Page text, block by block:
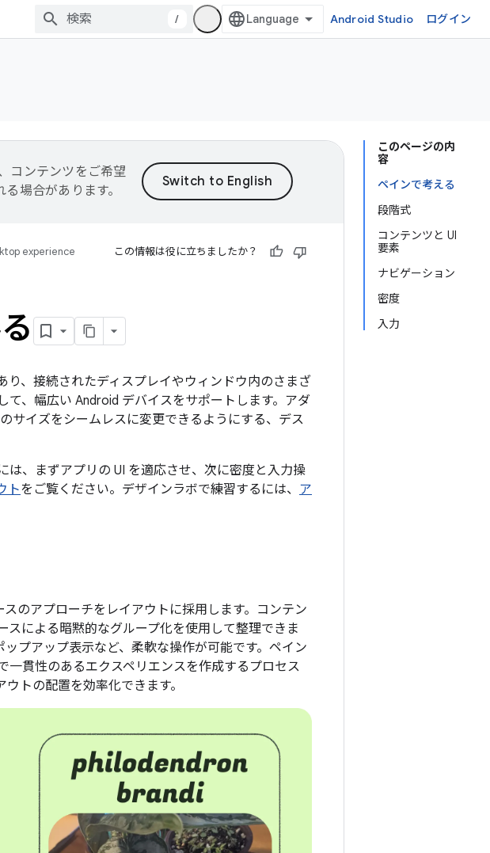
/ Android Studio ログイン
このページの内
容
ペインで考える
段階式
コンテンツと UI
要素
ナビゲーション
密度
入力
コンテンツをご希望
場合があります。
experience
この情報は役に立ちましたか？
、接続されたディスプレイやウィンドウ内のさまざ
て、幅広い Android デバイスをサポートします。アダ
サイズをシームレスに変更できるようにする、デス
、まずアプリの UI を適応させ、次に密度と入力操
トをご覧ください。デザインラボで練習するには、 ア
のアプローチをレイアウトに採用します。コンテン
による暗黙的なグループ化を使用して整理できま
プアップ表示など、柔軟な操作が可能です。ペイン
貫性のあるエクスペリエンスを作成するプロセス
トの配置を効率化できます。